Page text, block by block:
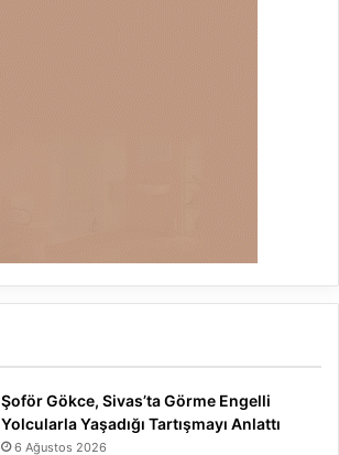
Şoför Gökce, Sivas’ta Görme Engelli
Yolcularla Yaşadığı Tartışmayı Anlattı
6 Ağustos 2026